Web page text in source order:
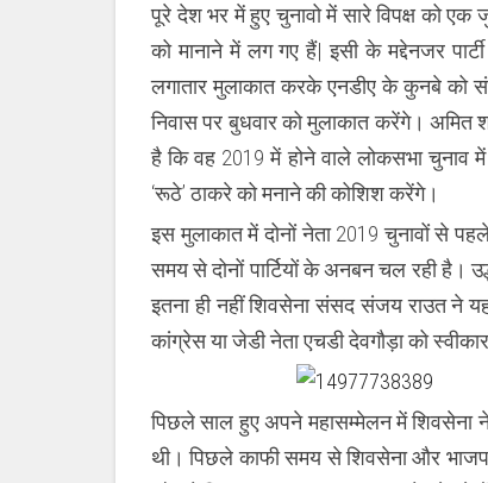
को
मनाने
में
गए
बीजेपी
अमित
शाह,
मातोश्री
मिलेंगे
उद्धव
ठाकरे
से
पूरे देश भर में हुए चुनावो में सारे विपक्ष को
को मानाने में लग गए हैं| इसी के मद्देनजर
लगातार मुलाकात करके एनडीए के कुनबे को
निवास पर बुधवार को मुलाकात करेंगे। अमित
है कि वह 2019 में होने वाले लोकसभा चुनाव में
‘रूठे’ ठाकरे को मनाने की कोशिश करेंगे।
इस मुलाकात में दोनों नेता 2019 चुनावों से
समय से दोनों पार्टियों के अनबन चल रही
इतना ही नहीं शिवसेना संसद संजय राउत ने
कांग्रेस या जेडी नेता एचडी देवगौड़ा को
पिछले साल हुए अपने महासम्मेलन में
थी। पिछले काफी समय से शिवसेना और